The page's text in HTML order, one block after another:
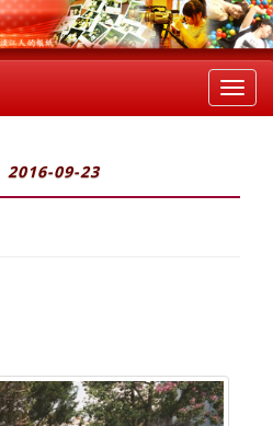
2016-09-23